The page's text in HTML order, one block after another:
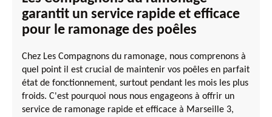
garantit un service rapide et efficace
pour le ramonage des poêles
Chez Les Compagnons du ramonage, nous comprenons à
quel point il est crucial de maintenir vos poêles en parfait
état de fonctionnement, surtout pendant les mois les plus
froids. C'est pourquoi nous nous engageons à offrir un
service de ramonage rapide et efficace à Marseille 3,